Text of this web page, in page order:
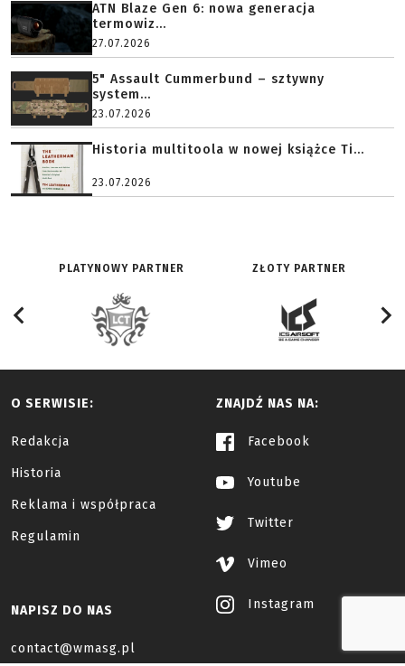
ATN Blaze Gen 6: nowa generacja
termowiz...
27.07.2026
5" Assault Cummerbund – sztywny
system...
23.07.2026
Historia multitoola w nowej książce Ti...
23.07.2026
PLATYNOWY PARTNER ZŁOTY PARTNER
O SERWISIE:
Redakcja
Historia
Reklama i współpraca
Regulamin
ZNAJDŹ NAS NA:
Facebook
Youtube
Twitter
Vimeo
Instagram
NAPISZ DO NAS
contact@wmasg.pl